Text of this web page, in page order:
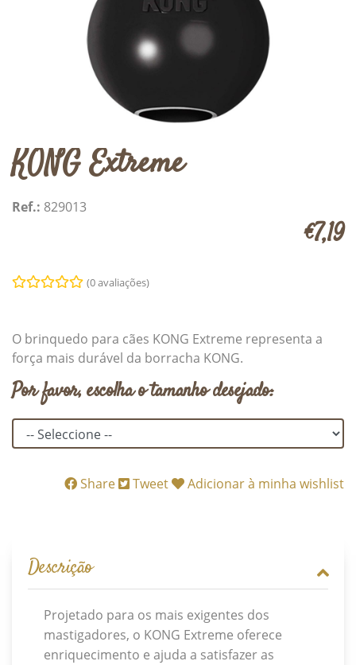
KONG Extreme
Ref.: 829013
€7,19
(0 avaliações)
O brinquedo para cães KONG Extreme representa a
força mais durável da borracha KONG.
Por favor, escolha o tamanho desejado:
Share Tweet Adicionar à minha wishlist
Descrição
Projetado para os mais exigentes dos
mastigadores, o KONG Extreme oferece
enriquecimento e ajuda a satisfazer as